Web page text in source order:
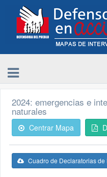
2024: emergencias e
naturales
Centrar Mapa
Cuadro de Declaratorias